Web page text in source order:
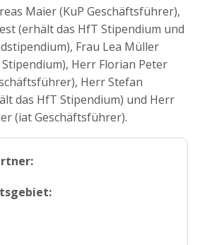
Maier (KuP Geschäftsführer),
(erhält das HfT Stipendium und
Frau Lea Müller
Herr Florian Peter
Herr Stefan
das HfT Stipendium) und Herr
(iat Geschäftsführer).